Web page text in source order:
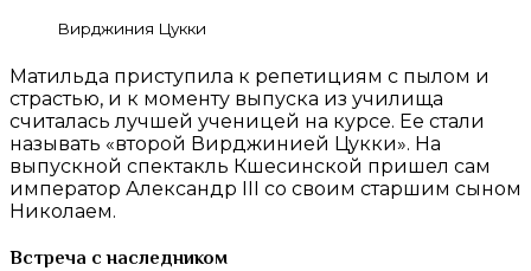
Вирджиния Цукки
Матильда приступила к репетициям с пылом и
страстью, и к моменту выпуска из училища
считалась лучшей ученицей на курсе. Ее стали
называть «второй Вирджинией Цукки». На
выпускной спектакль Кшесинской пришел сам
император Александр III со своим старшим сыном
Николаем.
Встреча с наследником